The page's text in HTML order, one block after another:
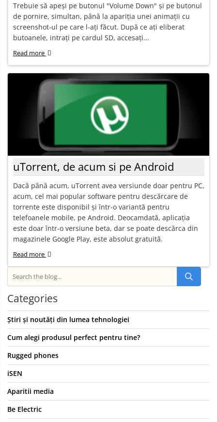
Trebuie să apeși pe butonul "Volume Down" și pe butonul
de pornire, simultan, până la apariția unei animații cu
screenshot-ul pe care l-ați făcut. După ce ați eliberat
butoanele, intrați pe cardul SD, accesați...
Read more
uTorrent, de acum si pe Android
Dacă până acum, uTorrent avea versiunde doar pentru PC,
acum, cel mai popular software pentru descărcare de
torrente este disponibil și într-o variantă pentru
telefoanele mobile, pe Android. Deocamdată, aplicația
este doar într-o versiune beta, dar se poate descărca din
magazinele Google Play, este absolut gratuită.
Read more
Categories
Știri și noutăți din lumea tehnologiei
Cum alegi produsul perfect pentru tine?
Rugged phones
iSEN
Aparitii media
Be Electric